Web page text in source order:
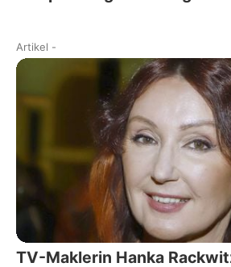
Artikel -
TV-Maklerin Hanka